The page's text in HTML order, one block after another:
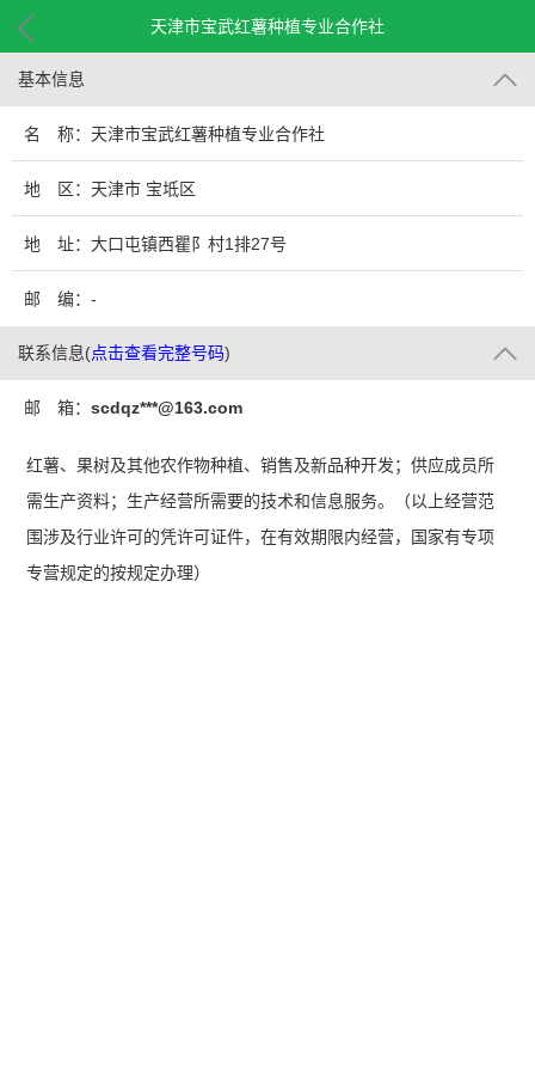
天津市宝武红薯种植专业合作社
基本信息
名 称：天津市宝武红薯种植专业合作社
地 区：天津市 宝坻区
地 址：大口屯镇西瞿阝村1排27号
邮 编：-
联系信息(点击查看完整号码)
邮 箱： scdqz***@163.com
红薯、果树及其他农作物种植、销售及新品种开发；供应成员所
需生产资料；生产经营所需要的技术和信息服务。（以上经营范
围涉及行业许可的凭许可证件，在有效期限内经营，国家有专项
专营规定的按规定办理）